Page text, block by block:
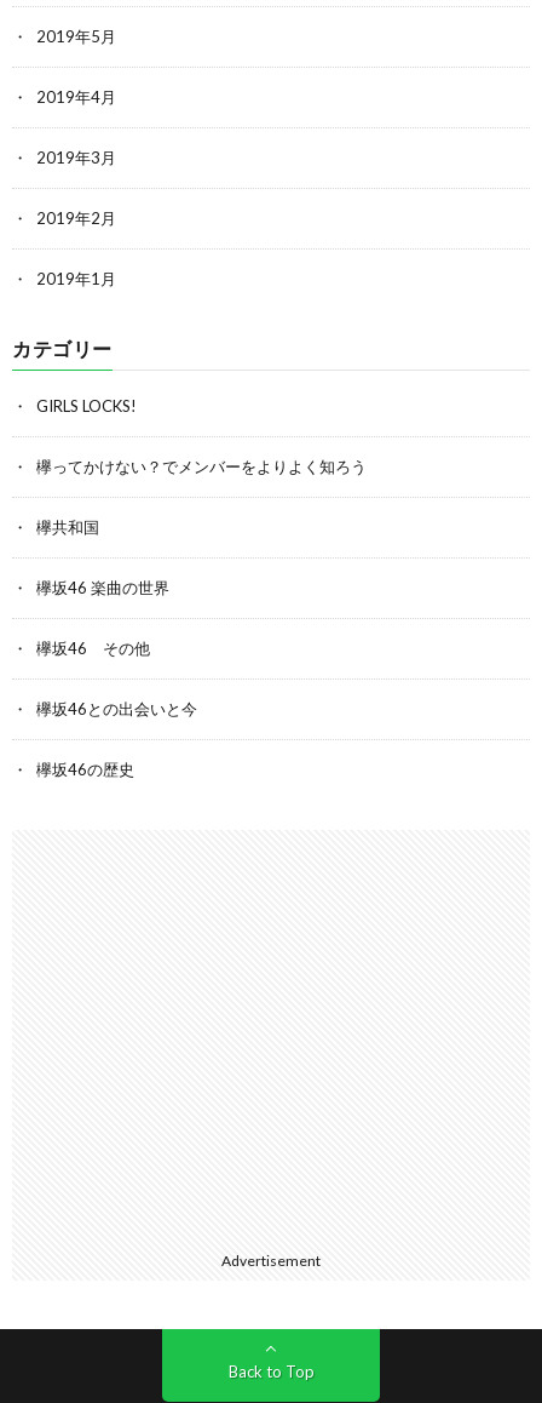
2019年5月
2019年4月
2019年3月
2019年2月
2019年1月
カテゴリー
GIRLS LOCKS!
欅ってかけない？でメンバーをよりよく知ろう
欅共和国
欅坂46 楽曲の世界
欅坂46 その他
欅坂46との出会いと今
欅坂46の歴史
Advertisement
Back to Top